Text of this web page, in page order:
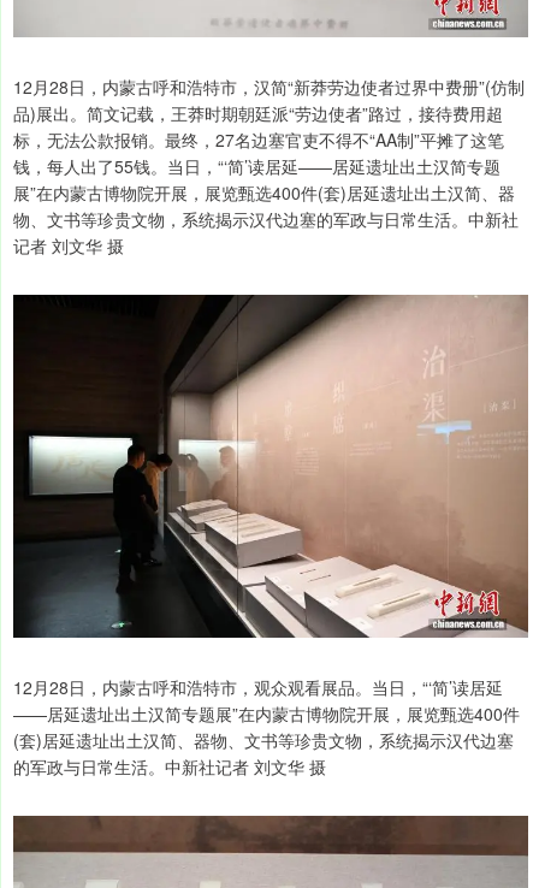
12月28日，内蒙古呼和浩特市，汉简“新莽劳边使者过界中费册”(仿制
品)展出。简文记载，王莽时期朝廷派“劳边使者”路过，接待费用超
标，无法公款报销。最终，27名边塞官吏不得不“AA制”平摊了这笔
钱，每人出了55钱。当日，“‘简’读居延——居延遗址出土汉简专题
展”在内蒙古博物院开展，展览甄选400件(套)居延遗址出土汉简、器
物、文书等珍贵文物，系统揭示汉代边塞的军政与日常生活。中新社
记者 刘文华 摄
12月28日，内蒙古呼和浩特市，观众观看展品。当日，“‘简’读居延
——居延遗址出土汉简专题展”在内蒙古博物院开展，展览甄选400件
(套)居延遗址出土汉简、器物、文书等珍贵文物，系统揭示汉代边塞
的军政与日常生活。中新社记者 刘文华 摄